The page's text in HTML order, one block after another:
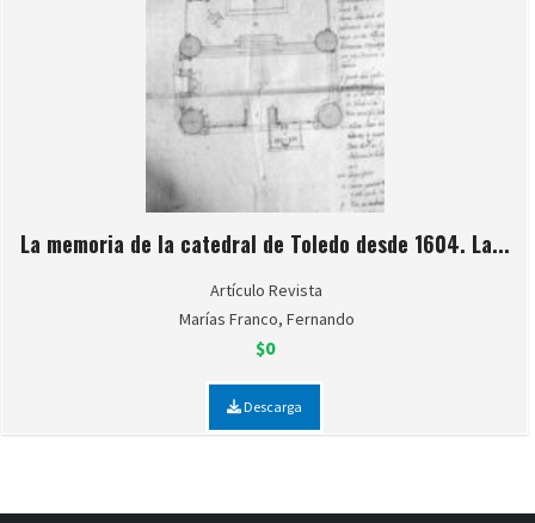
La memoria de la catedral de Toledo desde 1604. La...
Artículo Revista
Marías Franco, Fernando
$0
Descarga